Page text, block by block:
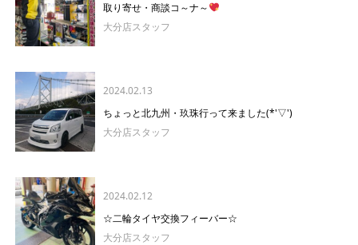
取り寄せ・商談コ～ナ～
大分店スタッフ
2024.02.13
ちょっと北九州・玖珠行って来ました(*'▽')
大分店スタッフ
2024.02.12
☆二輪タイヤ交換フィーバー☆
大分店スタッフ